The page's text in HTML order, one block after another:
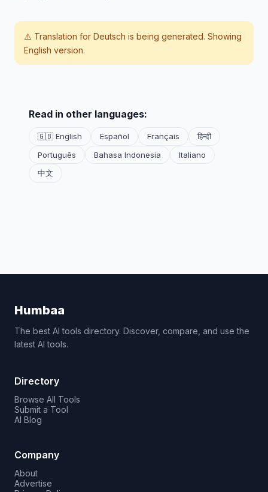
⚠️ Translation for Deutsch is being generated. Showing
English version.
Read in other languages:
🇬🇧 English Español Français
हिन्दी
Português
Bahasa Indonesia
Italiano
中文
Humbaa
The best AI tools directory. Discover, compare, and use the
latest AI tools.
Directory
Browse All Tools
Submit a Tool
AI Blog
Company
About
Advertise